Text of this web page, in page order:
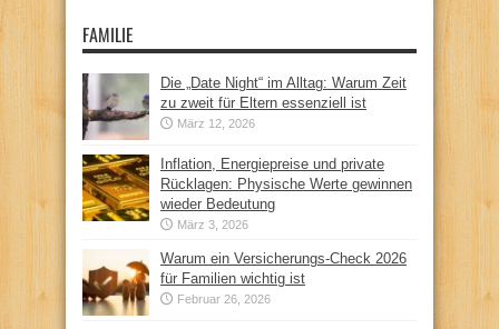
FAMILIE
Die „Date Night“ im Alltag: Warum Zeit
zu zweit für Eltern essenziell ist
März 12, 2026
Inflation, Energiepreise und private
Rücklagen: Physische Werte gewinnen
wieder Bedeutung
März 3, 2026
Warum ein Versicherungs-Check 2026
für Familien wichtig ist
Februar 26, 2026